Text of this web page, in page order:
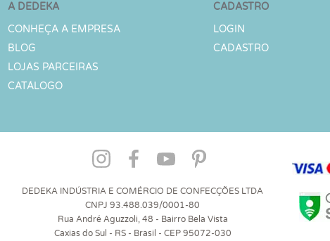
A DEDEKA
CONHEÇA A EMPRESA
BLOG
LOJAS PARCEIRAS
CATÁLOGO
CADASTRO
LOGIN
CADASTRO
DEDEKA INDÚSTRIA E COMÉRCIO DE CONFECÇÕES LTDA
CNPJ 93.488.039/0001-80
Rua André Aguzzoli, 48 - Bairro Bela Vista
Caxias do Sul - RS - Brasil - CEP 95072-030